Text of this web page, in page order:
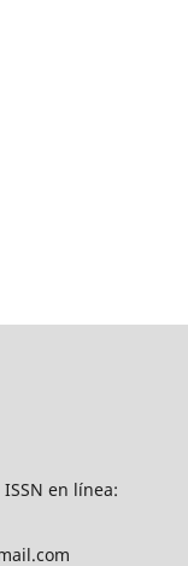
en línea: